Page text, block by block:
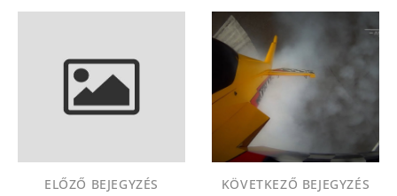
ELŐZŐ BEJEGYZÉS KÖVETKEZŐ BEJEGYZÉS